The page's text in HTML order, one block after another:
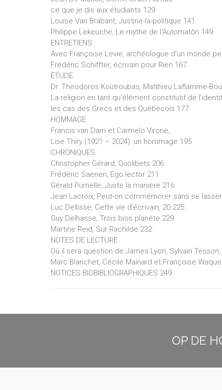
ce que je dis aux étudiants 129
Louise Van Brabant, Justine-la-politique 141
Philippe Lekeuche, Le mythe de l’Automatôn 149
ENTRETIENS
Avec Françoise Levie, archéologue d’un monde
Frédéric Schiffter, écrivain pour Rien 167
ÉTUDE
Dr. Theodoros Koutroubas, Matthieu Laflamme-
La religion en tant qu’élément constitutif de
les cas des Grecs et des Québécois 177
HOMMAGE
Francis van Dam et Carmelo Virone,
Lise Thiry (1921 – 2024): un hommage 195
CHRONIQUES
Christopher Gérard, Quolibets 206
Frédéric Saenen, Ego lector 211
Gérald Purnelle, Juste la manière 216
Jean Lacroix, Peut-on commémorer sans se
Luc Dellisse, Cette vie d’écrivain, 20 225
Guy Delhasse, Trois bios planète 229
Martine Reid, Sur Rachilde 232
NOTES DE LECTURE
Où il sera question de James Lyon, Sylvain Tesson,
Marc Blanchet, Cécile Mainard et Françoise
NOTICES BIOBIBLIOGRAPHIQUES 249
OP DE